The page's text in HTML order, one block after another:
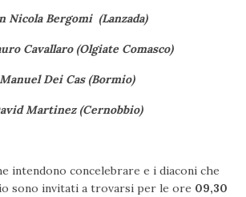
Nicola Bergomi (Lanzada)
Cavallaro (Olgiate Comasco)
Manuel Dei Cas (Bormio)
Martinez (Cernobbio)
intendono concelebrare e i diaconi che
sono invitati a trovarsi per le ore 09,30